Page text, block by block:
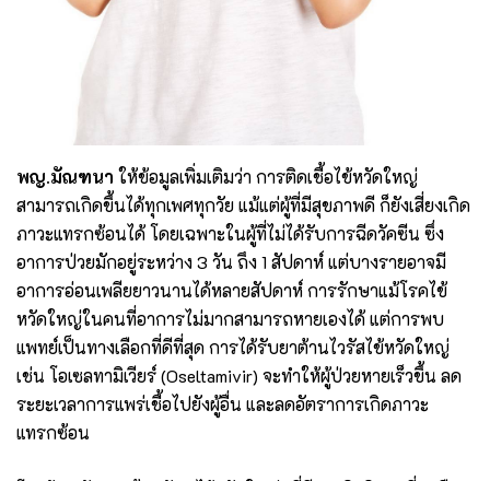
พญ.มัณฑนา ให้ข้อมูลเพิ่มเติมว่า การติดเชื้อไข้หวัดใหญ่
สามารถเกิดขึ้นได้ทุกเพศทุกวัย แม้แต่ผู้ที่มีสุขภาพดี ก็ยังเสี่ยงเกิด
ภาวะแทรกซ้อนได้ โดยเฉพาะในผู้ที่ไม่ได้รับการฉีดวัคซีน ซึ่ง
อาการป่วยมักอยู่ระหว่าง 3 วัน ถึง 1 สัปดาห์ แต่บางรายอาจมี
อาการอ่อนเพลียยาวนานได้หลายสัปดาห์ การรักษาแม้โรคไข้
หวัดใหญ่ในคนที่อาการไม่มากสามารถหายเองได้ แต่การพบ
แพทย์เป็นทางเลือกที่ดีที่สุด การได้รับยาต้านไวรัสไข้หวัดใหญ่
เช่น โอเซลทามิเวียร์ (Oseltamivir) จะทำให้ผู้ป่วยหายเร็วขึ้น ลด
ระยะเวลาการแพร่เชื้อไปยังผู้อื่น และลดอัตราการเกิดภาวะ
แทรกซ้อน